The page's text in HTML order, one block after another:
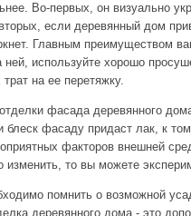
Во-первых, он визуально
если деревянный дом
Главным преимуществом
ней, используйте хорошо
на ее перетяжку.
фасада деревянного
блеск фасаду придаст лак, к
факторов внешней
изменить, то вы можете
помнить о возможной
деревянного дома - это